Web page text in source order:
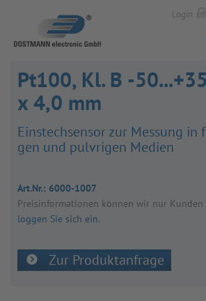
Login
Pt100, Kl. B -
x 4,0 mm
Ein­s­tech­sen­sor zur Mes­sung in
gen und pulv­ri­gen Medien
Art.Nr.: 6000-1007
Preis­in­for­ma­tio­nen kön­nen wir nur
loggen Sie sich ein.
Zur Produktanfrage